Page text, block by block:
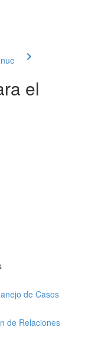
el
de Casos
de Relaciones